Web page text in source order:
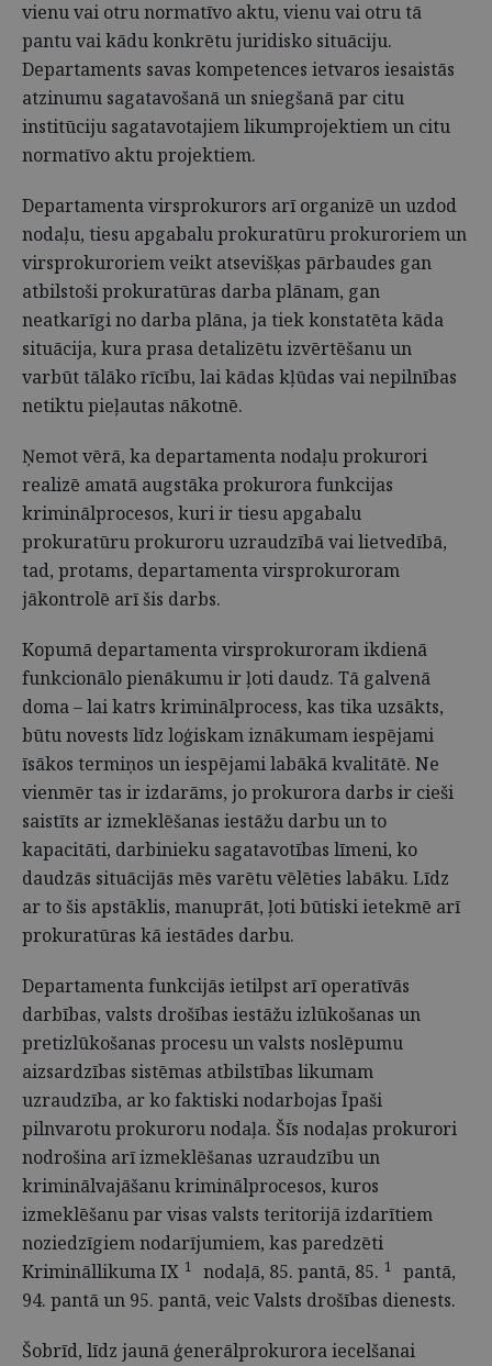
vienu vai otru normatīvo aktu, vienu vai otru tā
pantu vai kādu konkrētu juridisko situāciju.
Departaments savas kompetences ietvaros iesaistās
atzinumu sagatavošanā un sniegšanā par citu
institūciju sagatavotajiem likumprojektiem un citu
normatīvo aktu projektiem.
Departamenta virsprokurors arī organizē un uzdod
nodaļu, tiesu apgabalu prokuratūru prokuroriem un
virsprokuroriem veikt atsevišķas pārbaudes gan
atbilstoši prokuratūras darba plānam, gan
neatkarīgi no darba plāna, ja tiek konstatēta kāda
situācija, kura prasa detalizētu izvērtēšanu un
varbūt tālāko rīcību, lai kādas kļūdas vai nepilnības
netiktu pieļautas nākotnē.
Ņemot vērā, ka departamenta nodaļu prokurori
realizē amatā augstāka prokurora funkcijas
kriminālprocesos, kuri ir tiesu apgabalu
prokuratūru prokuroru uzraudzībā vai lietvedībā,
tad, protams, departamenta virsprokuroram
jākontrolē arī šis darbs.
Kopumā departamenta virsprokuroram ikdienā
funkcionālo pienākumu ir ļoti daudz. Tā galvenā
doma – lai katrs kriminālprocess, kas tika uzsākts,
būtu novests līdz loģiskam iznākumam iespējami
īsākos termiņos un iespējami labākā kvalitātē. Ne
vienmēr tas ir izdarāms, jo prokurora darbs ir cieši
saistīts ar izmeklēšanas iestāžu darbu un to
kapacitāti, darbinieku sagatavotības līmeni, ko
daudzās situācijās mēs varētu vēlēties labāku. Līdz
ar to šis apstāklis, manuprāt, ļoti būtiski ietekmē arī
prokuratūras kā iestādes darbu.
Departamenta funkcijās ietilpst arī operatīvās
darbības, valsts drošības iestāžu izlūkošanas un
pretizlūkošanas procesu un valsts noslēpumu
aizsardzības sistēmas atbilstības likumam
uzraudzība, ar ko faktiski nodarbojas Īpaši
pilnvarotu prokuroru nodaļa. Šīs nodaļas prokurori
nodrošina arī izmeklēšanas uzraudzību un
kriminālvajāšanu kriminālprocesos, kuros
izmeklēšanu par visas valsts teritorijā izdarītiem
noziedzīgiem nodarījumiem, kas paredzēti
Krimināllikuma IX 1 nodaļā, 85. pantā, 85. 1
pantā,
94. pantā un 95. pantā, veic Valsts drošības dienests.
Šobrīd, līdz jaunā ģenerālprokurora iecelšanai